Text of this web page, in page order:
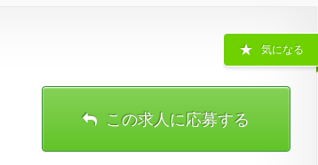
気になる
この求人に応募する